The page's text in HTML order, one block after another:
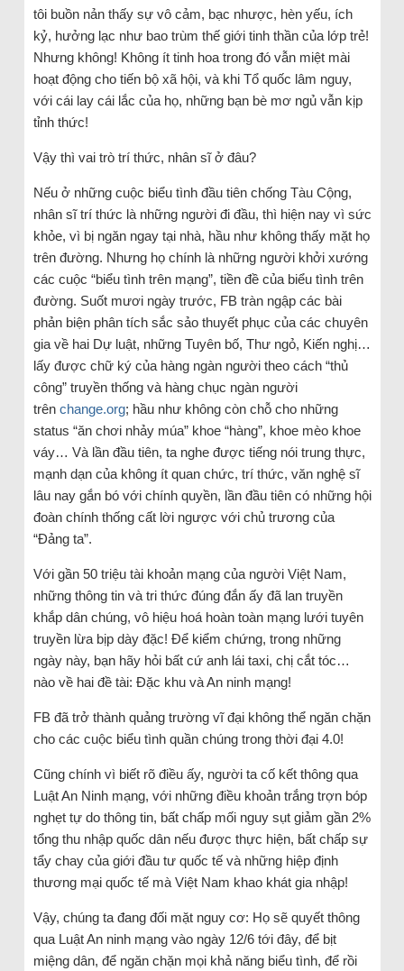
tôi buồn nản thấy sự vô cảm, bạc nhược, hèn yếu, ích
kỷ, hưởng lạc như bao trùm thế giới tinh thần của lớp trẻ!
Nhưng không! Không ít tinh hoa trong đó vẫn miệt mài
hoạt động cho tiến bộ xã hội, và khi Tổ quốc lâm nguy,
với cái lay cái lắc của họ, những bạn bè mơ ngủ vẫn kịp
tỉnh thức!
Vậy thì vai trò trí thức, nhân sĩ ở đâu?
Nếu ở những cuộc biểu tình đầu tiên chống Tàu Cộng,
nhân sĩ trí thức là những người đi đầu, thì hiện nay vì sức
khỏe, vì bị ngăn ngay tại nhà, hầu như không thấy mặt họ
trên đường. Nhưng họ chính là những người khởi xướng
các cuộc “biểu tình trên mạng”, tiền đề của biểu tình trên
đường. Suốt mươi ngày trước, FB tràn ngập các bài
phản biện phân tích sắc sảo thuyết phục của các chuyên
gia về hai Dự luật, những Tuyên bố, Thư ngỏ, Kiến nghị…
lấy được chữ ký của hàng ngàn người theo cách “thủ
công” truyền thống và hàng chục ngàn người
trên change.org; hầu như không còn chỗ cho những
status “ăn chơi nhảy múa” khoe “hàng”, khoe mèo khoe
váy… Và lần đầu tiên, ta nghe được tiếng nói trung thực,
mạnh dạn của không ít quan chức, trí thức, văn nghệ sĩ
lâu nay gắn bó với chính quyền, lần đầu tiên có những hội
đoàn chính thống cất lời ngược với chủ trương của
“Đảng ta”.
Với gần 50 triệu tài khoản mạng của người Việt Nam,
những thông tin và tri thức đúng đắn ấy đã lan truyền
khắp dân chúng, vô hiệu hoá hoàn toàn mạng lưới tuyên
truyền lừa bịp dày đặc! Để kiểm chứng, trong những
ngày này, bạn hãy hỏi bất cứ anh lái taxi, chị cắt tóc…
nào về hai đề tài: Đặc khu và An ninh mạng!
FB đã trở thành quảng trường vĩ đại không thể ngăn chặn
cho các cuộc biểu tình quần chúng trong thời đại 4.0!
Cũng chính vì biết rõ điều ấy, người ta cố kết thông qua
Luật An Ninh mạng, với những điều khoản trắng trợn bóp
nghẹt tự do thông tin, bất chấp mối nguy sụt giảm gần 2%
tổng thu nhập quốc dân nếu được thực hiện, bất chấp sự
tẩy chay của giới đầu tư quốc tế và những hiệp định
thương mại quốc tế mà Việt Nam khao khát gia nhập!
Vậy, chúng ta đang đối mặt nguy cơ: Họ sẽ quyết thông
qua Luật An ninh mạng vào ngày 12/6 tới đây, để bịt
miệng dân, để ngăn chặn mọi khả năng biểu tình, để rồi